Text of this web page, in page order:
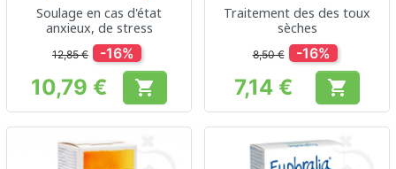
Soulage en cas d'état
anxieux, de stress
12,85 € -16%
Prix
10,79 € 
Traitement des des toux
sèches
8,50 € -16%
Prix
7,14 € 